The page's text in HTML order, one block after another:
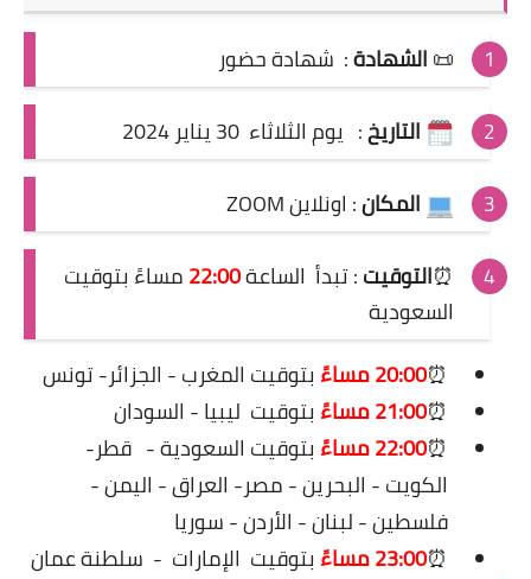
📜الشهادة: شهادة حضور
التاريخ: يوم الثلاثاء 30 يناير 2024
المكان: اونلاين ZOOM
⏰التوقيت:تبدأ الساعة22:00مساءً بتوقيت
السعودية
⏰20:00 مساءً
بتوقيت المغرب - الجزائر- تونس
⏰21:00 مساءً
بتوقيت ليبيا - السودان
⏰22:00 مساءً بتوقيت السعودية - قطر-
الكويت - البحرين - مصر- العراق - اليمن -
فلسطين - لبنان - الأردن - سوريا
⏰23:00 مساءً بتوقيت الإمارات - سلطنة عمان